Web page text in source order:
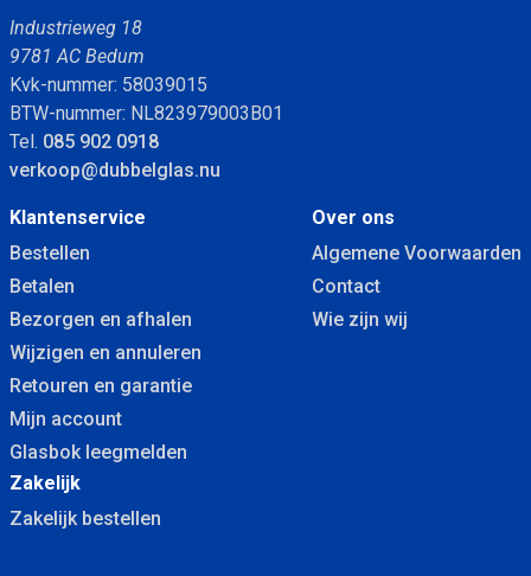
Industrieweg 18
9781 AC Bedum
Kvk-nummer: 58039015
BTW-nummer: NL823979003B01
Tel. 085 902 0918
verkoop@dubbelglas.nu
Klantenservice
Bestellen
Betalen
Bezorgen en afhalen
Wijzigen en annuleren
Retouren en garantie
Mijn account
Glasbok leegmelden
Over ons
Algemene Voorwaarden
Contact
Wie zijn wij
Zakelijk
Zakelijk bestellen